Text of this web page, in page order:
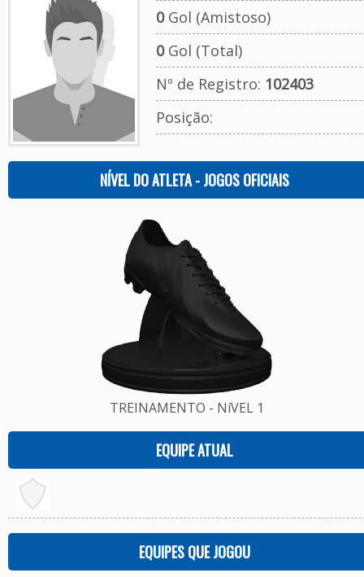
0Gol (Amistoso)
0Gol (Total)
Nº de Registro: 102403
Posição:
NÍVEL DO ATLETA - JOGOS OFICIAIS
TREINAMENTO - NíVEL 1
EQUIPE ATUAL
EQUIPES QUE JOGOU